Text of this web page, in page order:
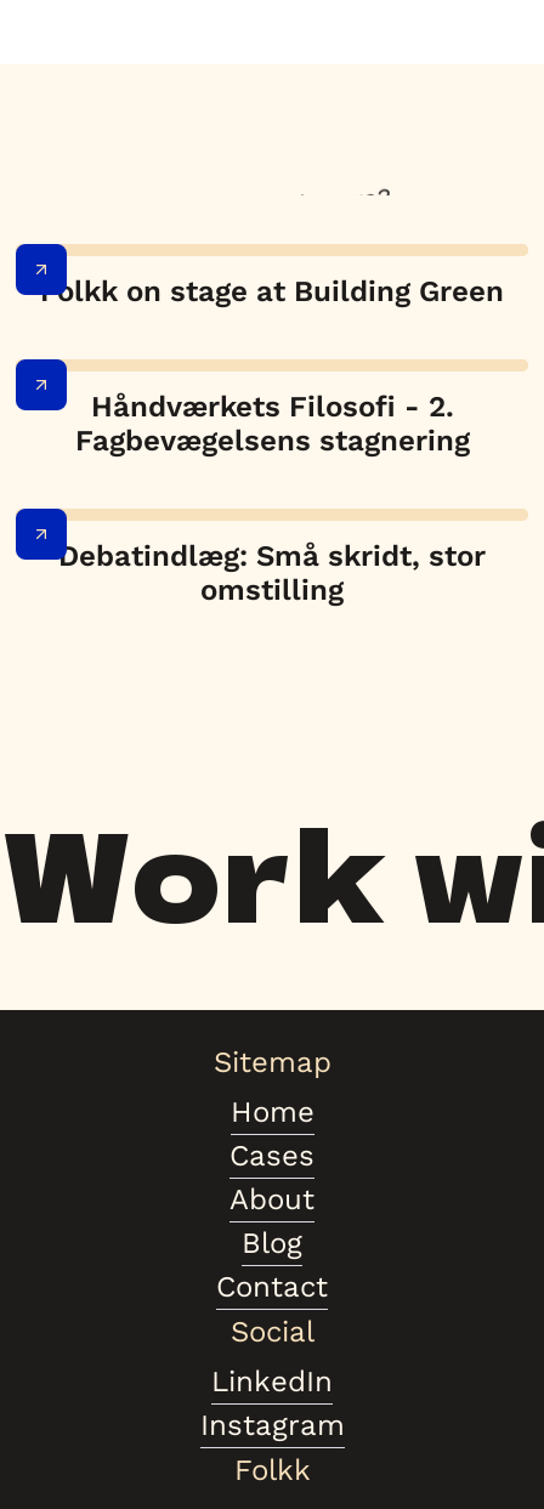
Want to read more?
Folkk on stage at Building Green
Håndværkets Filosofi - 2.
Fagbevægelsens stagnering
Debatindlæg: Små skridt, stor
omstilling
Work
Sitemap
Home
Cases
About
Blog
Contact
Social
LinkedIn
Instagram
Folkk